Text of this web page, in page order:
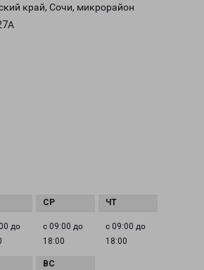
край, Сочи, микрорайон
до
с 09:00 до
18:00
с 09:00 до
18:00